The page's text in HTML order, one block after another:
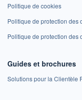
Politique de cookies
Politique de protection des
Politique de protection des
Guides et brochures
Solutions pour la Clientèle